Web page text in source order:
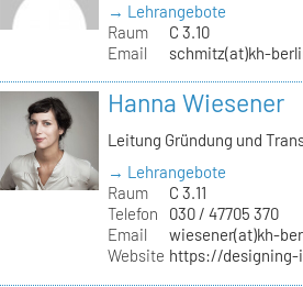
→ Lehrangebote
Raum
C 3.10
Email
schmitz(at)kh-
Hanna Wiesener
Leitung Gründung und
→ Lehrangebote
Raum
C 3.11
Telefon
030 / 47705 370
Email
wiesener(at)kh-
Website https://